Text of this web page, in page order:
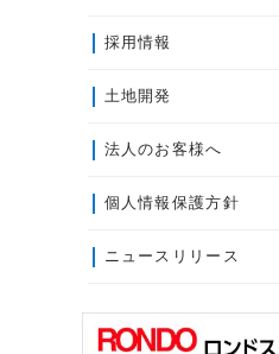
採用情報
土地開発
法人のお客様へ
個人情報保護方針
ニュースリリース